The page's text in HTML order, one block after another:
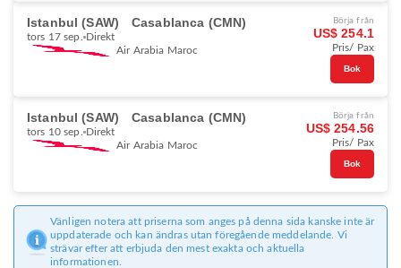
Istanbul (SAW) Casablanca (CMN)
tors 17 sep. Direkt
Air Arabia Maroc
Börja från
US$ 254.1
Pris/ Pax
Bok
Istanbul (SAW) Casablanca (CMN)
tors 10 sep. Direkt
Air Arabia Maroc
Börja från
US$ 254.56
Pris/ Pax
Bok
Vänligen notera att priserna som anges på denna sida kanske inte är
uppdaterade och kan ändras utan föregående meddelande. Vi
strävar efter att erbjuda den mest exakta och aktuella
informationen.